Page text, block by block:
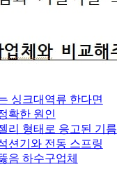
싱크대역류 한다면
확한 원인
리 형태로 응고된 기름
션기와 전동 스프링
음 하수구업체